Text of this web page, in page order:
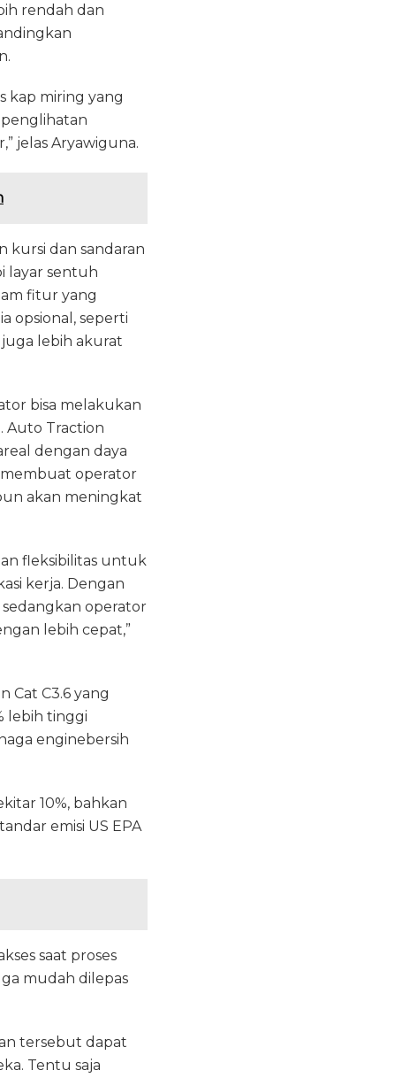
rendah dan
kap miring yang
penglihatan
jelas Aryawiguna.
kursi dan sandaran
layar sentuh
fitur yang
opsional, seperti
juga lebih akurat
bisa melakukan
Auto Traction
dengan daya
operator
akan meningkat
fleksibilitas untuk
kerja. Dengan
operator
lebih cepat,”
Cat C3.6 yang
lebih tinggi
enginebersih
10%, bahkan
emisi US EPA
saat proses
mudah dilepas
tersebut dapat
Tentu saja